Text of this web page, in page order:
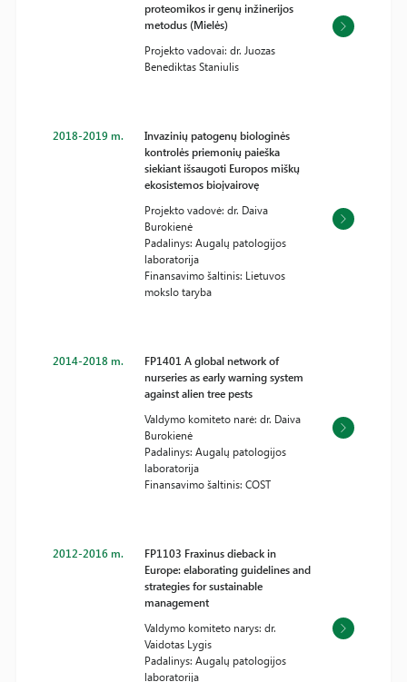
proteomikos ir genų inžinerijos
metodus (Mielės)
Projekto vadovai: dr. Juozas
Benediktas Staniulis
2018-2019 m.
Invazinių patogenų biologinės
kontrolės priemonių paieška
siekiant išsaugoti Europos miškų
ekosistemos bioįvairovę
Projekto vadovė: dr. Daiva
Burokienė
Padalinys: Augalų patologijos
laboratorija
Finansavimo šaltinis: Lietuvos
mokslo taryba
2014-2018 m.
FP1401 A global network of
nurseries as early warning system
against alien tree pests
Valdymo komiteto narė: dr. Daiva
Burokienė
Padalinys: Augalų patologijos
laboratorija
Finansavimo šaltinis: COST
2012-2016 m.
FP1103 Fraxinus dieback in
Europe: elaborating guidelines and
strategies for sustainable
management
Valdymo komiteto narys: dr.
Vaidotas Lygis
Padalinys: Augalų patologijos
laboratorija